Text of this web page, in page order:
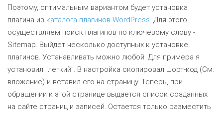
Поэтому, оптимальным вариантом будет установка
плагина из каталога плагинов WordPress. Для этого
осуществляем поиск плагинов по ключевому слову -
Sitemap. Выйдет несколько доступных к установке
плагинов. Устанавливать можно любой. Для примера я
установил "легкий". В настройка скопировал шорт-код (См.
вложение) и вставил его на страницу. Теперь, при
обращении к этой странице выдается список созданных
на сайте страниц и записей. Остается только разместить